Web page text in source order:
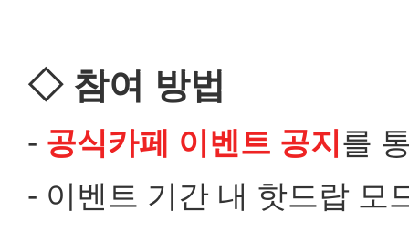
◇ 참여 방법
- 공식카페 이벤트 공지 를
- 이벤트 기간 내 핫드랍 모